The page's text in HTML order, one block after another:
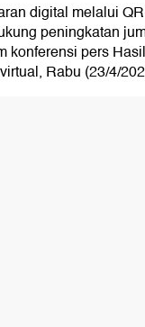
digital melalui
peningkatan
konferensi pers
Rabu (23/4/